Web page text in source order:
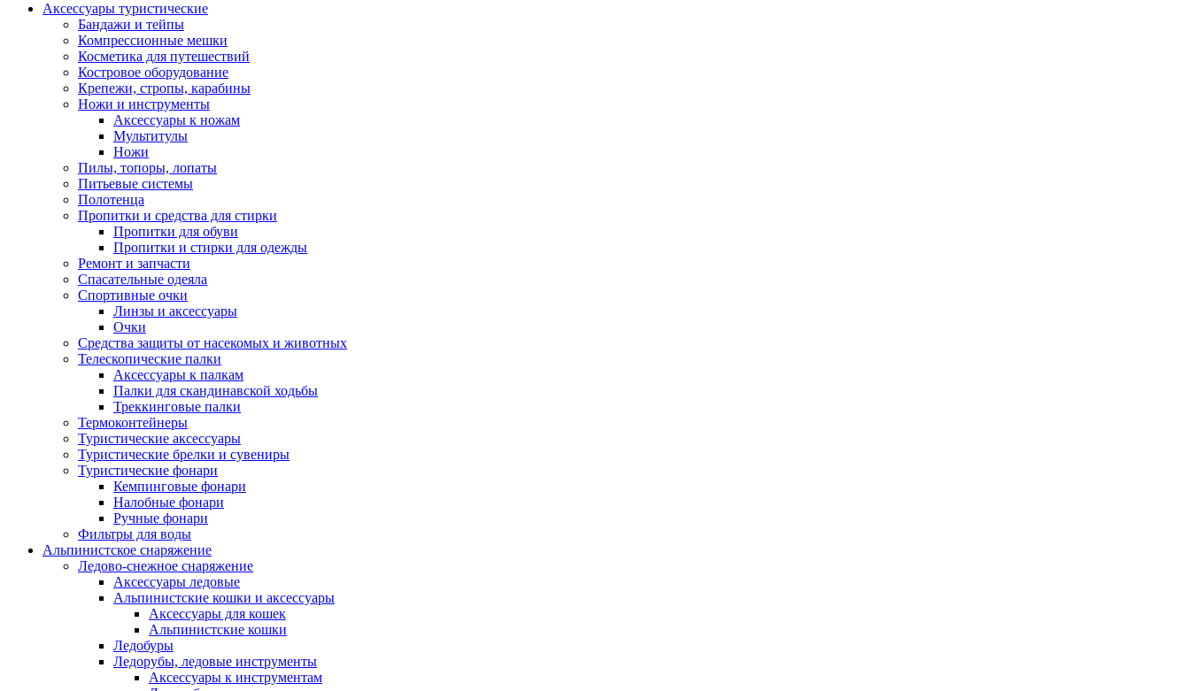
Аксессуары туристические
Бандажи и тейпы
Компрессионные мешки
Косметика для путешествий
Костровое оборудование
Крепежи, стропы, карабины
Ножи и инструменты
Аксессуары к ножам
Мультитулы
Ножи
Пилы, топоры, лопаты
Питьевые системы
Полотенца
Пропитки и средства для стирки
Пропитки для обуви
Пропитки и стирки для одежды
Ремонт и запчасти
Спасательные одеяла
Спортивные очки
Линзы и аксессуары
Очки
Средства защиты от насекомых и животных
Телескопические палки
Аксессуары к палкам
Палки для скандинавской ходьбы
Треккинговые палки
Термоконтейнеры
Туристические аксессуары
Туристические брелки и сувениры
Туристические фонари
Кемпинговые фонари
Налобные фонари
Ручные фонари
Фильтры для воды
Альпинистское снаряжение
Ледово-снежное снаряжение
Аксессуары ледовые
Альпинистские кошки и аксессуары
Аксессуары для кошек
Альпинистские кошки
Ледобуры
Ледорубы, ледовые инструменты
Аксессуары к инструментам